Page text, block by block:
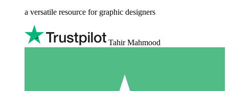
a versatile resource for graphic designers
Tahir Mahmood